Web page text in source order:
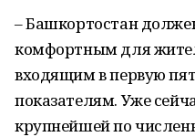
‒ Башкортостан
комфортным для
входящим в первую
показателям. Уже
крупнейшей по